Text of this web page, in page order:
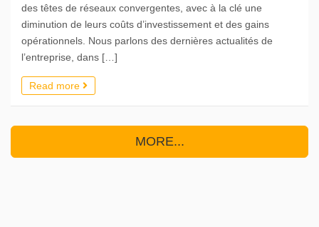
des têtes de réseaux convergentes, avec à la clé une
diminution de leurs coûts d’investissement et des gains
opérationnels. Nous parlons des dernières actualités de
l’entreprise, dans […]
Read more
MORE...